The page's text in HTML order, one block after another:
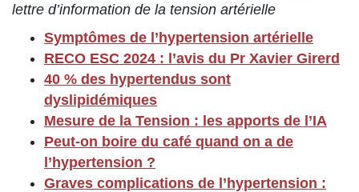
lettre d’information de la tension artérielle
Symptômes de l’hypertension artérielle
RECO ESC 2024 : l’avis du Pr Xavier Girerd
40 % des hypertendus sont
dyslipidémiques
Mesure de la Tension : les apports de l’IA
Peut-on boire du café quand on a de
l’hypertension ?
Graves complications de l’hypertension :